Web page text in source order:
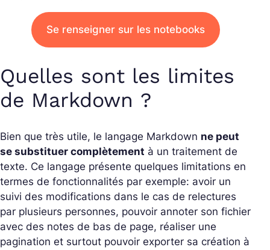
Se renseigner sur les notebooks
Quelles sont les limites
de Markdown ?
Bien que très utile, le langage Markdown ne peut
se substituer complètement à un traitement de
texte. Ce langage présente quelques limitations en
termes de fonctionnalités par exemple: avoir un
suivi des modifications dans le cas de relectures
par plusieurs personnes, pouvoir annoter son fichier
avec des notes de bas de page, réaliser une
pagination et surtout pouvoir exporter sa création à